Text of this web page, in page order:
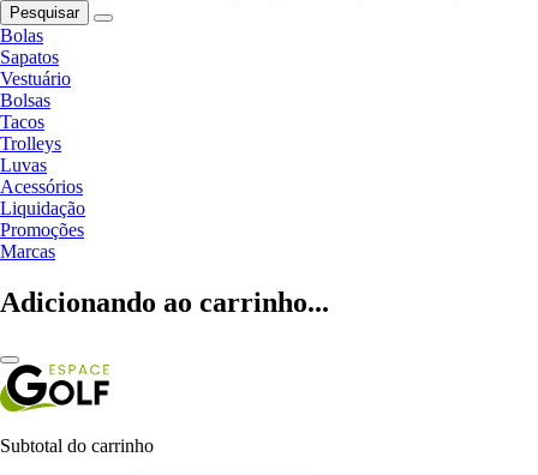
Pesquisar
Bolas
Sapatos
Vestuário
Bolsas
Tacos
Trolleys
Luvas
Acessórios
Liquidação
Promoções
Marcas
Adicionando ao carrinho...
Subtotal do carrinho